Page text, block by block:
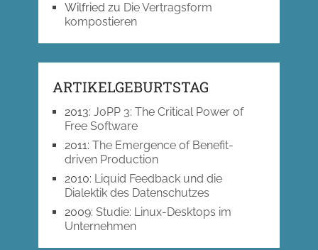
Wilfried zu Die Vertragsform
kompostieren
ARTIKELGEBURTSTAG
2013: JoPP 3: The Critical Power of
Free Software
2011: The Emergence of Benefit-
driven Production
2010: Liquid Feedback und die
Dialektik des Datenschutzes
2009: Studie: Linux-Desktops im
Unternehmen